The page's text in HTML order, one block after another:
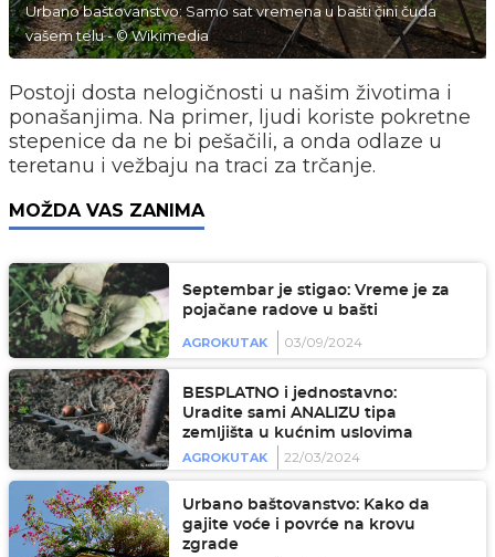
Urbano baštovanstvo: Samo sat vremena u bašti čini čuda
vašem telu - © Wikimedia
Postoji dosta nelogičnosti u našim životima i
ponašanjima. Na primer, ljudi koriste pokretne
stepenice da ne bi pešačili, a onda odlaze u
teretanu i vežbaju na traci za trčanje.
MOŽDA VAS ZANIMA
Septembar je stigao: Vreme je za
pojačane radove u bašti
AGROKUTAK 03/09/2024
BESPLATNO i jednostavno:
Uradite sami ANALIZU tipa
zemljišta u kućnim uslovima
AGROKUTAK
22/03/2024
Urbano baštovanstvo: Kako da
gajite voće i povrće na krovu
zgrade